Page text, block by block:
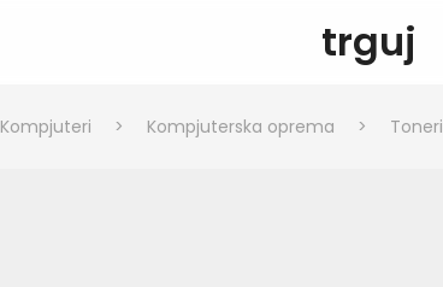
trguj
Kompjuteri > Kompjuterska oprema > Toneri